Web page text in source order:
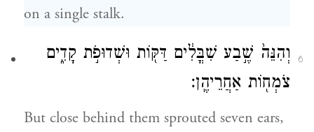
on a single stalk.
6
וְהִנֵּה֙ שֶׁ֣בַע שִׁבֳּלִ֔ים דַּקּ֖וֹת וּשְׁדוּפֹ֣ת קָדִ֑ים
צֹמְח֖וֹת אַחֲרֵיהֶֽן׃
But close behind them sprouted seven ears,